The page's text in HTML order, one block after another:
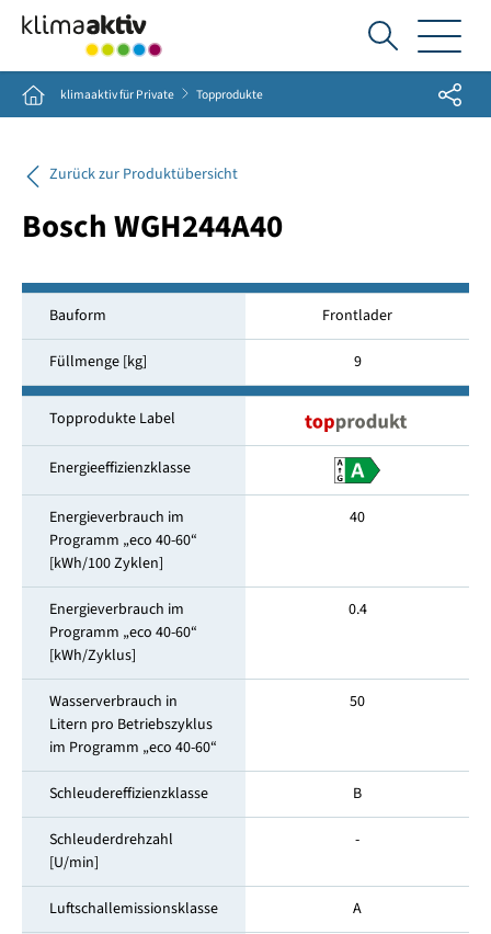
Ich
suche...
Home klimaaktiv für Private Topprodukte Share
Zurück zur Produktübersicht
Bosch WGH244A40
Bauform Frontlader
Füllmenge [kg] 9
Topprodukte Label
Energieeffizienzklasse
Energieverbrauch im
Programm „eco 40-60“
[kWh/100 Zyklen]
40
Energieverbrauch im
Programm „eco 40-60“
[kWh/Zyklus]
0.4
Wasserverbrauch in
Litern pro Betriebszyklus
im Programm „eco 40-60“
50
Schleudereffizienzklasse B
Schleuderdrehzahl
[U/min]
-
Luftschallemissionsklasse A